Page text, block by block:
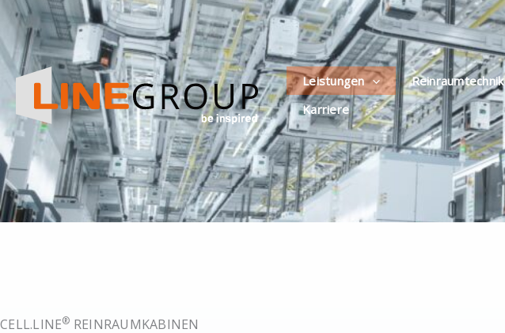
Zum
Inhalt
springen
Leistungen Reinraumtechnik
Karriere
CELL.LINE® REINRAUMKABINEN